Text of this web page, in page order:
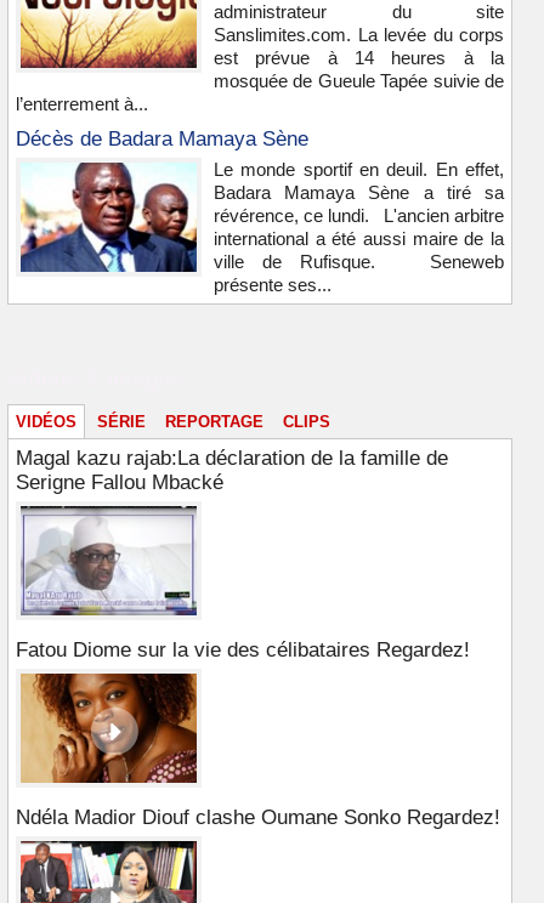
administrateur du site
Sanslimites.com. La levée du corps
est prévue à 14 heures à la
mosquée de Gueule Tapée suivie de
l’enterrement à...
Décès de Badara Mamaya Sène
Le monde sportif en deuil. En effet,
Badara Mamaya Sène a tiré sa
révérence, ce lundi. L'ancien arbitre
international a été aussi maire de la
ville de Rufisque. Seneweb
présente ses...
VIDÉOS SÉRIE REPORTAGE CLIPS
Magal kazu rajab:La déclaration de la famille de
Serigne Fallou Mbacké
Fatou Diome sur la vie des célibataires Regardez!
Ndéla Madior Diouf clashe Oumane Sonko Regardez!